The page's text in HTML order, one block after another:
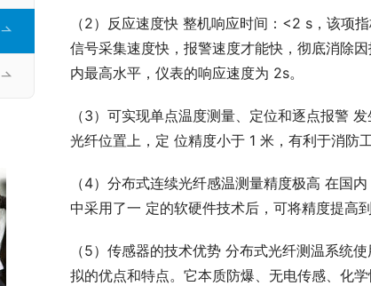
（2）反应速度快 整机响应时间：<2 s，该项
信号采集速度快，报警速度才能快，彻底消除
内最高水平，仪表的响应速度为 2s。
（3）可实现单点温度测量、定位和逐点报警
光纤位置上，定 位精度小于 1 米，有利于消防
（4）分布式连续光纤感温测量精度极高 在
中采用了一 定的软硬件技术后，可将精度提高
（5）传感器的技术优势 分布式光纤测温系统
拟的优点和特点。它本质防爆、无电传感、化